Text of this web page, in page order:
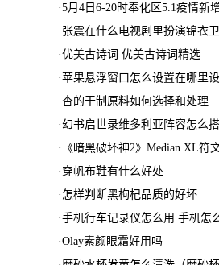
·5月4日6-20时奉化区5.1疫情新
· 张震在什么电视剧里扮演锦衣卫
·优美古诗词 优美古诗词精选
·苹果悬浮窗口怎么设置在哪里
·杏的干制原料如何选择和处理
·幻书启世录维多利亚阵容怎么
· 《暗黑破坏神2》Median XL符
· 穿帆布鞋有什么好处
· 怎样判断黑枸杞品质的好坏
·手机行车记录仪怎么用 手机怎
·Olay素颜眼霜好用吗